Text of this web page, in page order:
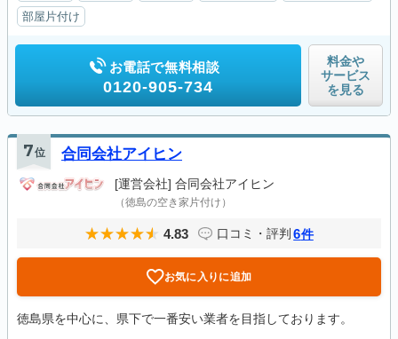
部屋片付け
お電話で無料相談
0120-905-734
料金や
サービス
を見る
7位 合同会社アイヒン
[運営会社] 合同会社アイヒン
（徳島の空き家片付け）
4.83 口コミ・評判 6件
お気に入りに追加
徳島県を中心に、県下で一番安い業者を目指しております。